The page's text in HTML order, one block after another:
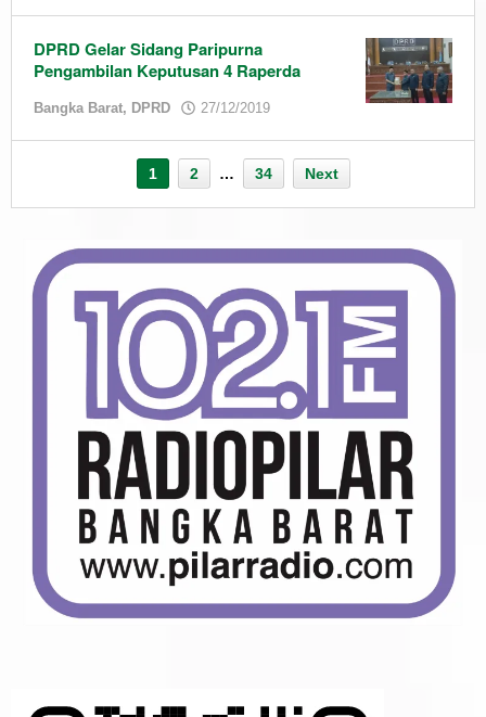
DPRD Gelar Sidang Paripurna
Pengambilan Keputusan 4 Raperda
Bangka Barat, DPRD 27/12/2019
1 2 … 34 Next